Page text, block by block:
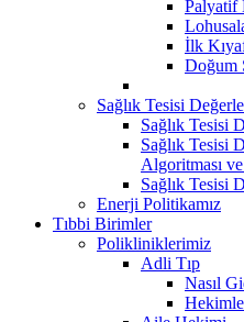
Palyatif
İlk
Doğum
Sağlık Tesisi
Sağlık Tesisi
Sağlık Tesisi
Algoritması
Sağlık Tesisi
Enerji Politikamız
Tıbbi Birimler
Polikliniklerimiz
Adli Tıp
Nasıl